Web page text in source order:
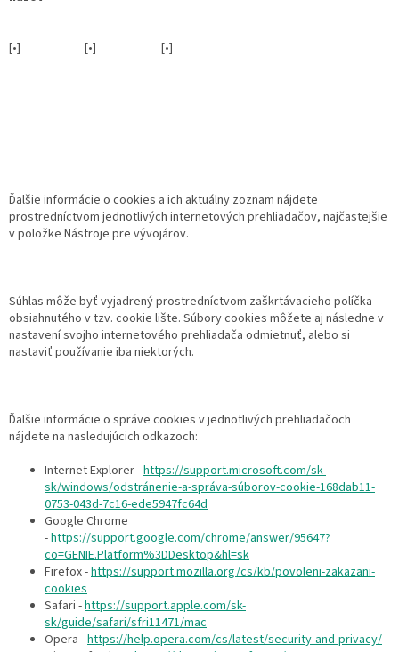
[•] [•] [•]
Ďalšie informácie o cookies a ich aktuálny zoznam nájdete
prostredníctvom jednotlivých internetových prehliadačov, najčastejšie
v položke Nástroje pre vývojárov.
Súhlas môže byť vyjadrený prostredníctvom zaškrtávacieho políčka
obsiahnutého v tzv. cookie lište. Súbory cookies môžete aj následne v
nastavení svojho internetového prehliadača odmietnuť, alebo si
nastaviť používanie iba niektorých.
Ďalšie informácie o správe cookies v jednotlivých prehliadačoch
nájdete na nasledujúcich odkazoch:
Internet Explorer -https://support.microsoft.com/sk-
sk/windows/odstránenie-a-správa-súborov-cookie-168dab11-
0753-043d-7c16-ede5947fc64d
Google Chrome
-https://support.google.com/chrome/answer/95647?
co=GENIE.Platform%3DDesktop&hl=sk
Firefox -https://support.mozilla.org/cs/kb/povoleni-zakazani-
cookies
Safari -https://support.apple.com/sk-
sk/guide/safari/sfri11471/mac
Opera -https://help.opera.com/cs/latest/security-and-privacy/